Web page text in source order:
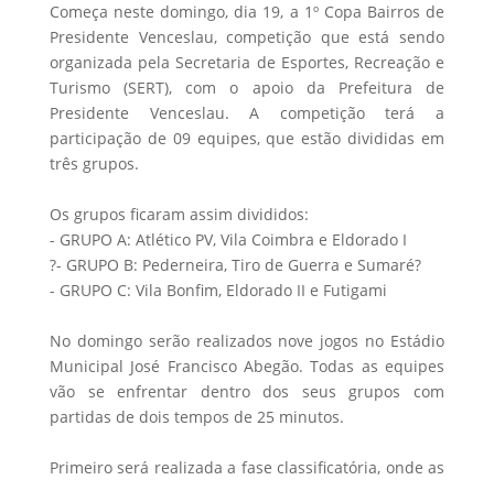
Começa neste domingo, dia 19, a 1º Copa Bairros de
Presidente Venceslau, competição que está sendo
organizada pela Secretaria de Esportes, Recreação e
Turismo (SERT), com o apoio da Prefeitura de
Presidente Venceslau. A competição terá a
participação de 09 equipes, que estão divididas em
três grupos.
Os grupos ficaram assim divididos:
- GRUPO A: Atlético PV, Vila Coimbra e Eldorado I
?- GRUPO B: Pederneira, Tiro de Guerra e Sumaré?
- GRUPO C: Vila Bonfim, Eldorado II e Futigami
No domingo serão realizados nove jogos no Estádio
Municipal José Francisco Abegão. Todas as equipes
vão se enfrentar dentro dos seus grupos com
partidas de dois tempos de 25 minutos.
Primeiro será realizada a fase classificatória, onde as